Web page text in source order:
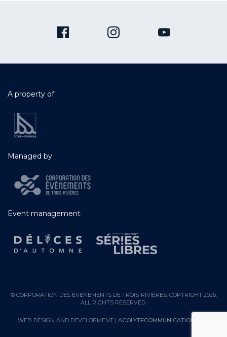
A property of
Managed by
Event management
© CORPORATION DES ÉVÈNEMENTS DE TROIS-RIVIÈRES. COPYRIGHT 2026.
ALL RIGHTS RESERVED.
WEB DESIGN AND DEVELOPMENT | ACOLYTECOMMUNICATION.COM